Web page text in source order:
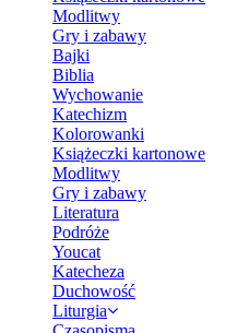
Modlitwy
Gry i zabawy
Bajki
Biblia
Wychowanie
Katechizm
Kolorowanki
Książeczki kartonowe
Modlitwy
Gry i zabawy
Literatura
Podróże
Youcat
Katecheza
Duchowość
Liturgia